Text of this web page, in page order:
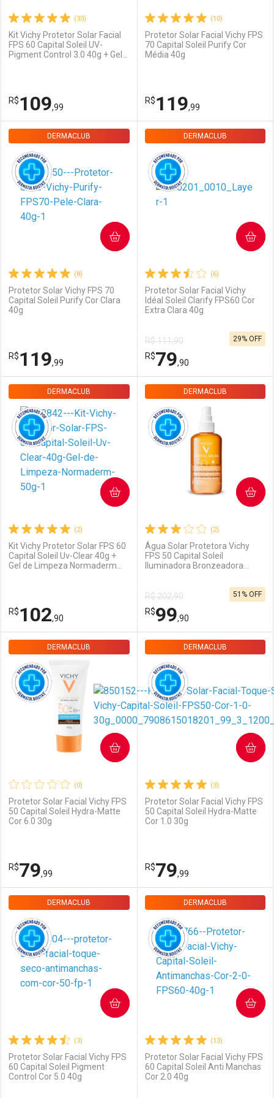
Ativar Desconto
Por R$ 111,99/cada
Por R$ 111,99/cada
Ativar Desconto
Por R$ 119,99/cada
Por R$ 119,99/cada
(33)
Kit Vichy Protetor Solar Facial
FPS 60 Capital Soleil UV-
Pigment Control 3.0 40g + Gel
R$109,99
Dermaclub
Ativar Desconto
Por R$ 109,99/cada
Por Menos
Por R$ 109,99/cada
(10)
Protetor Solar Facial Vichy FPS
70 Capital Soleil Purify Cor
Média 40g
R$119,99
Dermaclub
Ativar Desconto
Comprar sem Desconto
Por R$ 119,99/cada
Por Menos
Comprar sem Desconto
Por R$ 119,99/cada
(8)
Protetor Solar Vichy FPS 70
Capital Soleil Purify Cor Clara
40g
DERMACLUB
R$119,99
COMPRAR
Dermaclub
Ativar Desconto
Por R$ 119,99/cada
Por Menos
Por R$ 119,99/cada
(6)
Protetor Solar Facial Vichy
Idéal Soleil Clarify FPS60 Cor
Extra Clara 40g
DERMACLUB
R$ 111,90
R$79,90
29% OFF
COMPRAR
Dermaclub
Ativar Desconto
Comprar sem Desconto
Por R$ 79,90/cada
Por Menos
Comprar sem Desconto
Por R$ 79,90/cada
(2)
Kit Vichy Protetor Solar FPS 60
Capital Soleil Uv-Clear 40g +
Gel de Limpeza Normaderm
DERMACLUB
R$102,90
COMPRAR
Dermaclub
Ativar Desconto
Por R$ 102,90/cada
Por Menos
Por R$ 102,90/cada
(2)
Água Solar Protetora Vichy
FPS 50 Capital Soleil
Iluminadora Bronzeadora
DERMACLUB
R$ 202,90
R$99,90
51% OFF
COMPRAR
Dermaclub
Ativar Desconto
Por R$ 99,90/cada
Por Menos
Por R$ 99,90/cada
(0)
Protetor Solar Facial Vichy FPS
50 Capital Soleil Hydra-Matte
Cor 6.0 30g
DERMACLUB
R$79,99
COMPRAR
Dermaclub
Ativar Desconto
Por Menos
(3)
Protetor Solar Facial Vichy FPS
50 Capital Soleil Hydra-Matte
Cor 1.0 30g
DERMACLUB
R$79,99
COMPRAR
Dermaclub
Ativar Desconto
Por Menos
(3)
Protetor Solar Facial Vichy FPS
60 Capital Soleil Pigment
Control Cor 5.0 40g
DERMACLUB
COMPRAR
(13)
Protetor Solar Facial Vichy FPS
60 Capital Soleil Anti Manchas
Cor 2.0 40g
DERMACLUB
COMPRAR